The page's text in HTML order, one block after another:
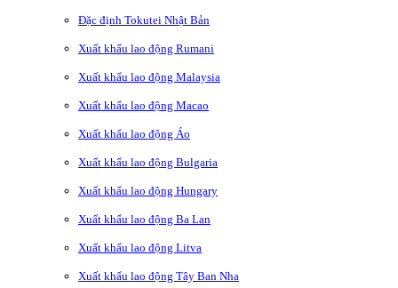
Đặc định Tokutei Nhật Bản
Xuất khẩu lao động Rumani
Xuất khẩu lao động Malaysia
Xuất khẩu lao động Macao
Xuất khẩu lao động Áo
Xuất khẩu lao động Bulgaria
Xuất khẩu lao động Hungary
Xuất khẩu lao động Ba Lan
Xuất khẩu lao động Litva
Xuất khẩu lao động Tây Ban Nha